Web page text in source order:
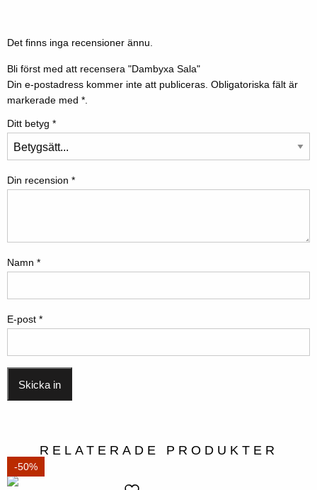
Det finns inga recensioner ännu.
Bli först med att recensera "Dambyxa Sala"
Din e-postadress kommer inte att publiceras. Obligatoriska fält är
markerade med *.
Ditt betyg *
Din recension *
Namn *
E-post *
RELATERADE PRODUKTER
-50%